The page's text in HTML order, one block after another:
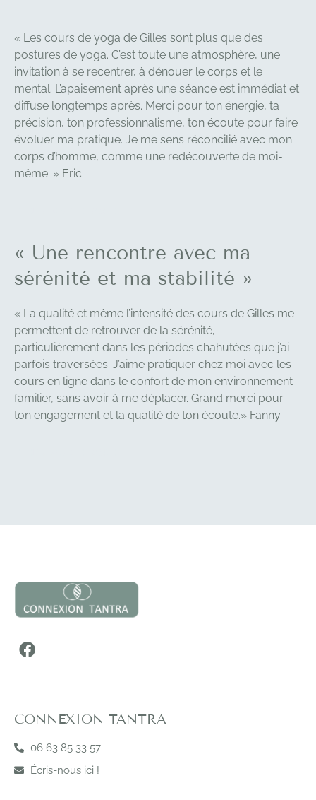
« Les cours de yoga de Gilles sont plus que des
postures de yoga. C’est toute une atmosphère, une
invitation à se recentrer, à dénouer le corps et le
mental. L’apaisement après une séance est immédiat et
diffuse longtemps après. Merci pour ton énergie, ta
précision, ton professionnalisme, ton écoute pour faire
évoluer ma pratique. Je me sens réconcilié avec mon
corps d’homme, comme une redécouverte de moi-
même. » Eric
« Une rencontre avec ma
sérénité et ma stabilité »
« La qualité et même l’intensité des cours de Gilles me
permettent de retrouver de la sérénité,
particulièrement dans les périodes chahutées que j’ai
parfois traversées. J’aime pratiquer chez moi avec les
cours en ligne dans le confort de mon environnement
familier, sans avoir à me déplacer. Grand merci pour
ton engagement et la qualité de ton écoute.» Fanny
CONNEXION TANTRA
06 63 85 33 57
Écris-nous ici !